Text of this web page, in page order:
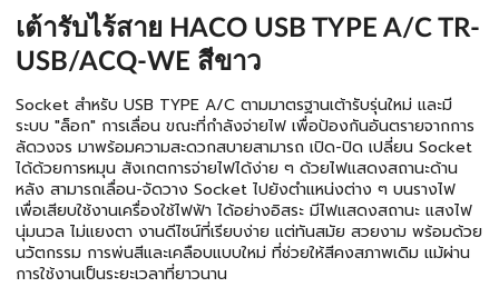
เต้ารับไร้สาย HACO USB TYPE A/C TR-
USB/ACQ-WE สีขาว
Socket สําหรับ USB TYPE A/C ตามมาตรฐานเต้ารับรุ่นใหม่ และมี
ระบบ "ล็อก" การเลื่อน ขณะที่กําลังจ่ายไฟ เพื่อป้องกันอันตรายจากการ
ลัดวงจร มาพร้อมความสะดวกสบายสามารถ เปิด-ปิด เปลี่ยน Socket
ได้ด้วยการหมุน สังเกตการจ่ายไฟได้ง่าย ๆ ด้วยไฟแสดงสถานะด้าน
หลัง สามารถเลื่อน-จัดวาง Socket ไปยังตําแหน่งต่าง ๆ บนรางไฟ
เพื่อเสียบใช้งานเครื่องใช้ไฟฟ้า ได้อย่างอิสระ มีไฟแสดงสถานะ แสงไฟ
นุ่มนวล ไม่แยงตา งานดีไซน์ที่เรียบง่าย แต่ทันสมัย สวยงาม พร้อมด้วย
นวัตกรรม การพ่นสีและเคลือบแบบใหม่ ที่ช่วยให้สีคงสภาพเดิม แม้ผ่าน
การใช้งานเป็นระยะเวลาที่ยาวนาน